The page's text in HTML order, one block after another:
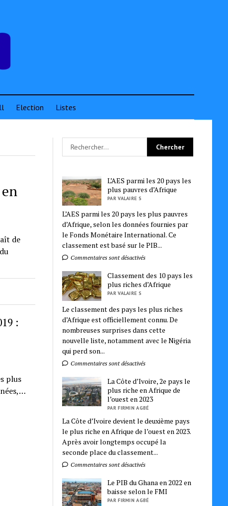
Election Listes
de
:
plus
L’AES parmi les 20 pays les
plus pauvres d’Afrique
PAR VALAIRE S
L’AES parmi les 20 pays les plus pauvres
d’Afrique, selon les données fournies par
le Fonds Monétaire International. Ce
classement est basé sur le PIB...
Commentaires sont désactivés
Classement des 10 pays les
plus riches d’Afrique
PAR VALAIRE S
Le classement des pays les plus riches
d’Afrique est officiellement connu. De
nombreuses surprises dans cette
nouvelle liste, notamment avec le Nigéria
qui perd son...
Commentaires sont désactivés
La Côte d’Ivoire, 2e pays le
plus riche en Afrique de
l’ouest en 2023
PAR FIRMIN AGBÉ
La Côte d’Ivoire devient le deuxième pays
le plus riche en Afrique de l’ouest en 2023.
Après avoir longtemps occupé la
seconde place du classement...
Commentaires sont désactivés
Le PIB du Ghana en 2022 en
baisse selon le FMI
PAR FIRMIN AGBÉ